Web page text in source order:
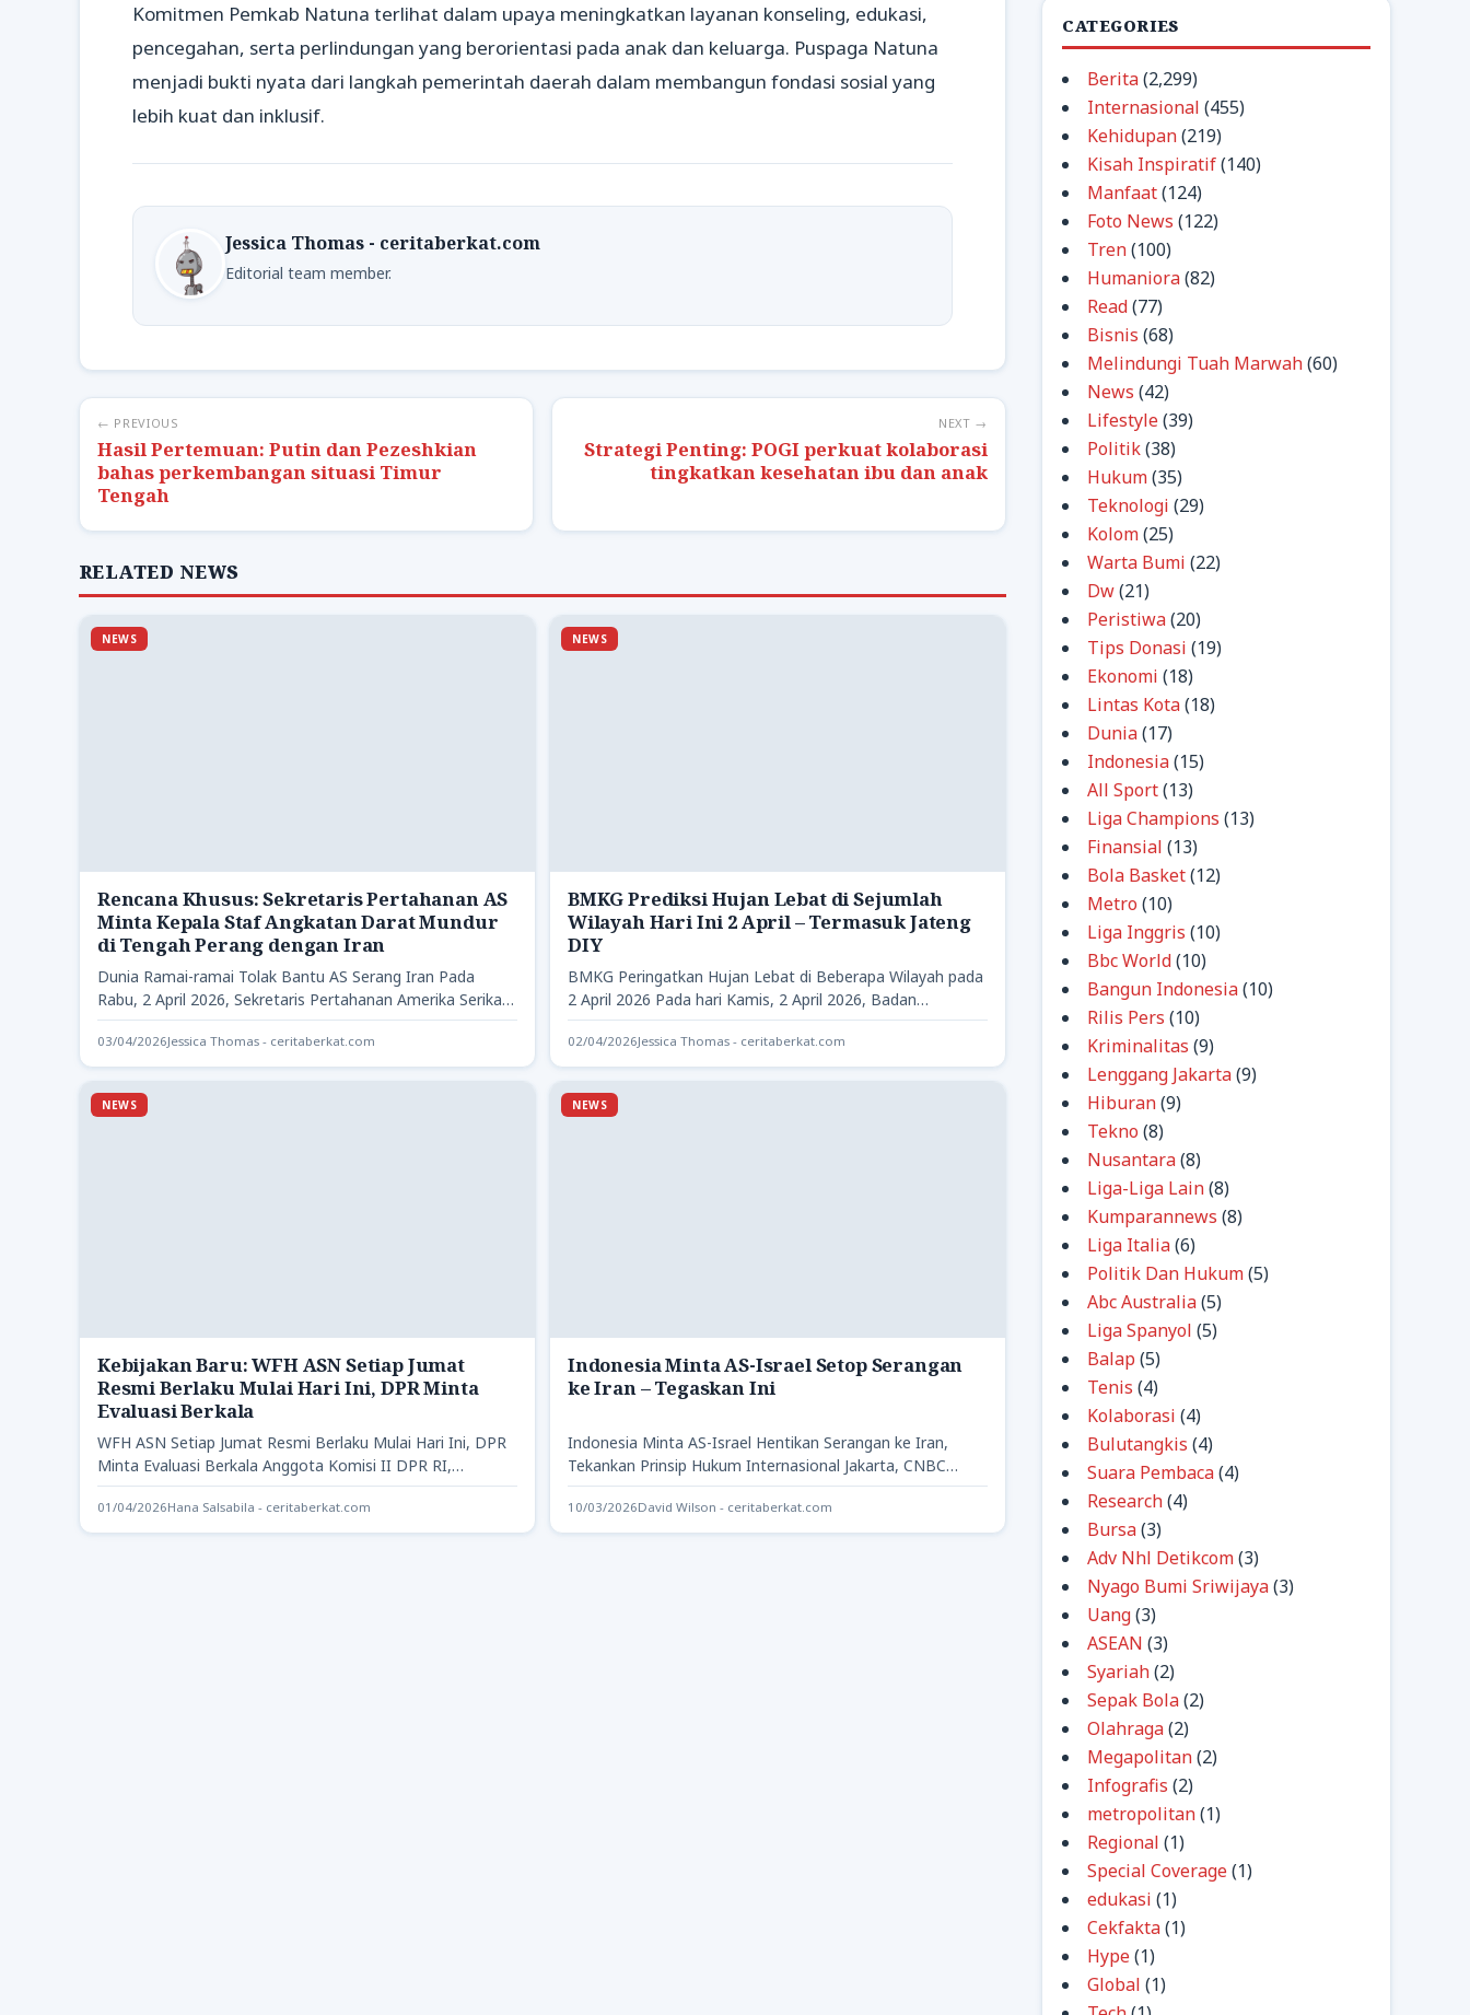
Komitmen Pemkab Natuna terlihat dalam upaya meningkatkan layanan konseling, edukasi,
pencegahan, serta perlindungan yang berorientasi pada anak dan keluarga. Puspaga Natuna
menjadi bukti nyata dari langkah pemerintah daerah dalam membangun fondasi sosial yang
lebih kuat dan inklusif.
Jessica Thomas - ceritaberkat.com
Editorial team member.
← PREVIOUS
Hasil Pertemuan: Putin dan Pezeshkian
bahas perkembangan situasi Timur
Tengah
NEXT →
Strategi Penting: POGI perkuat kolaborasi
tingkatkan kesehatan ibu dan anak
RELATED NEWS
NEWS
Rencana Khusus: Sekretaris Pertahanan AS
Minta Kepala Staf Angkatan Darat Mundur
di Tengah Perang dengan Iran
Dunia Ramai-ramai Tolak Bantu AS Serang Iran Pada
Rabu, 2 April 2026, Sekretaris Pertahanan Amerika Serikat,
Pete Hegseth,…
03/04/2026Jessica Thomas - ceritaberkat.com
NEWS
BMKG Prediksi Hujan Lebat di Sejumlah
Wilayah Hari Ini 2 April – Termasuk Jateng
DIY
BMKG Peringatkan Hujan Lebat di Beberapa Wilayah pada
2 April 2026 Pada hari Kamis, 2 April 2026, Badan…
02/04/2026Jessica Thomas - ceritaberkat.com
NEWS
Kebijakan Baru: WFH ASN Setiap Jumat
Resmi Berlaku Mulai Hari Ini, DPR Minta
Evaluasi Berkala
WFH ASN Setiap Jumat Resmi Berlaku Mulai Hari Ini, DPR
Minta Evaluasi Berkala Anggota Komisi II DPR RI,…
01/04/2026Hana Salsabila - ceritaberkat.com
NEWS
Indonesia Minta AS-Israel Setop Serangan
ke Iran – Tegaskan Ini
Indonesia Minta AS-Israel Hentikan Serangan ke Iran,
Tekankan Prinsip Hukum Internasional Jakarta, CNBC
Indonesia – Pemerintah Indonesia menyampaikan…
10/03/2026David Wilson - ceritaberkat.com
CATEGORIES
Berita(2,299)
Internasional (455)
Kehidupan(219)
Kisah Inspiratif(140)
Manfaat(124)
Foto News (122)
Tren(100)
Humaniora(82)
Read(77)
Bisnis (68)
Melindungi Tuah Marwah(60)
News (42)
Lifestyle(39)
Politik(38)
Hukum(35)
Teknologi (29)
Kolom(25)
Warta Bumi (22)
Dw(21)
Peristiwa(20)
Tips Donasi (19)
Ekonomi (18)
Lintas Kota(18)
Dunia(17)
Indonesia(15)
All Sport(13)
Liga Champions (13)
Finansial (13)
Bola Basket(12)
Metro (10)
Liga Inggris (10)
Bbc World(10)
Bangun Indonesia(10)
Rilis Pers (10)
Kriminalitas (9)
Lenggang Jakarta(9)
Hiburan(9)
Tekno (8)
Nusantara(8)
Liga-Liga Lain(8)
Kumparannews (8)
Liga Italia(6)
Politik Dan Hukum(5)
Abc Australia(5)
Liga Spanyol (5)
Balap (5)
Tenis (4)
Kolaborasi (4)
Bulutangkis (4)
Suara Pembaca(4)
Research(4)
Bursa(3)
Adv Nhl Detikcom(3)
Nyago Bumi Sriwijaya(3)
Uang(3)
ASEAN (3)
Syariah(2)
Sepak Bola(2)
Olahraga(2)
Megapolitan(2)
Infografis (2)
metropolitan(1)
Regional (1)
Special Coverage(1)
edukasi (1)
Cekfakta(1)
Hype(1)
Global (1)